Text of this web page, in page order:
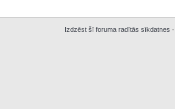
Izdzēst šī foruma radītās sīkdatnes ·